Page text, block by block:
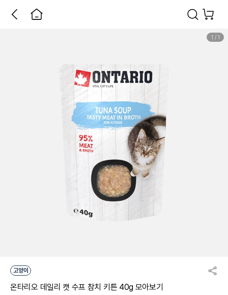
1 / 1
고양이
온타리오 데일리 캣 수프 참치 키튼 40g 모아보기